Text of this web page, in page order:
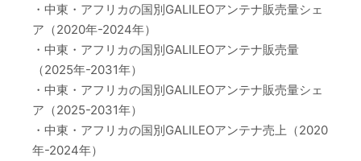
・中東・アフリカの国別GALILEOアンテナ販売量シェ
ア（2020年-2024年）
・中東・アフリカの国別GALILEOアンテナ販売量
（2025年-2031年）
・中東・アフリカの国別GALILEOアンテナ販売量シェ
ア（2025-2031年）
・中東・アフリカの国別GALILEOアンテナ売上（2020
年-2024年）